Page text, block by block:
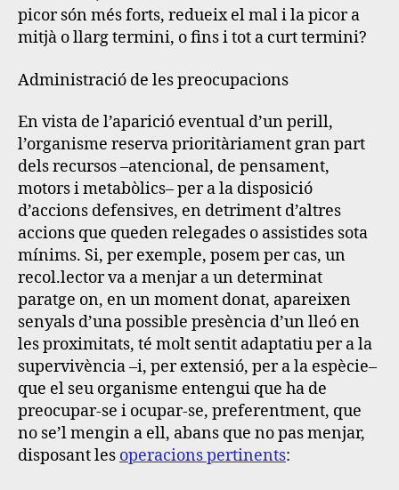
picor són més forts, redueix el mal i la picor a
mitjà o llarg termini, o fins i tot a curt termini?
Administració de les preocupacions
En vista de l’aparició eventual d’un perill,
l’organisme reserva prioritàriament gran part
dels recursos –atencional, de pensament,
motors i metabòlics– per a la disposició
d’accions defensives, en detriment d’altres
accions que queden relegades o assistides sota
mínims. Si, per exemple, posem per cas, un
recol.lector va a menjar a un determinat
paratge on, en un moment donat, apareixen
senyals d’una possible presència d’un lleó en
les proximitats, té molt sentit adaptatiu per a la
supervivència –i, per extensió, per a la espècie–
que el seu organisme entengui que ha de
preocupar-se i ocupar-se, preferentment, que
no se’l mengin a ell, abans que no pas menjar,
disposant les operacions pertinents: